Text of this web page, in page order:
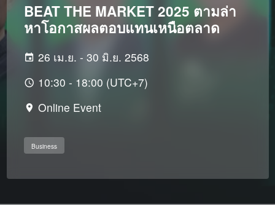
BEAT THE MARKET 2025 ตามล่า
หาโอกาสผลตอบแทนเหนือตลาด
26 เม.ย. - 30 มิ.ย. 2568
10:30 - 18:00 (UTC+7)
Online Event
Business